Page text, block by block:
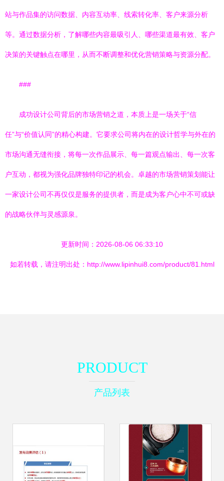
站与作品集的访问数据、内容互动率、线索转化率、客户来源分析
等。通过数据分析，了解哪些内容最吸引人、哪些渠道最有效、客户
决策的关键触点在哪里，从而不断调整和优化营销策略与资源分配。
###
成功设计公司背后的市场营销之道，本质上是一场关于“信
任”与“价值认同”的精心构建。它要求公司将内在的设计哲学与外在的
市场沟通无缝衔接，将每一次作品展示、每一篇观点输出、每一次客
户互动，都视为强化品牌独特印记的机会。卓越的市场营销策划能让
一家设计公司不再仅仅是服务的提供者，而是成为客户心中不可或缺
的战略伙伴与灵感源泉。
更新时间：2026-08-06 06:33:10
如若转载，请注明出处：http://www.lipinhui8.com/product/81.html
PRODUCT
产品列表